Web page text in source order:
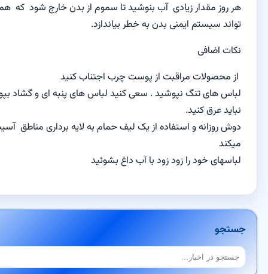
آببنوشید تا سموم از بدن خارج شودکه همین سموم می
بدنبه خطر بیاندازد.
ازپوست چرباجتناب کنید
نپوشید .سعی کنید لباس هایپنبه ای و گشاد بپوشید
استفاده از یکلیف حمامبه لایه برداریمناطق آسیب دیده کمک
زود زود با آب داغ بشوئید